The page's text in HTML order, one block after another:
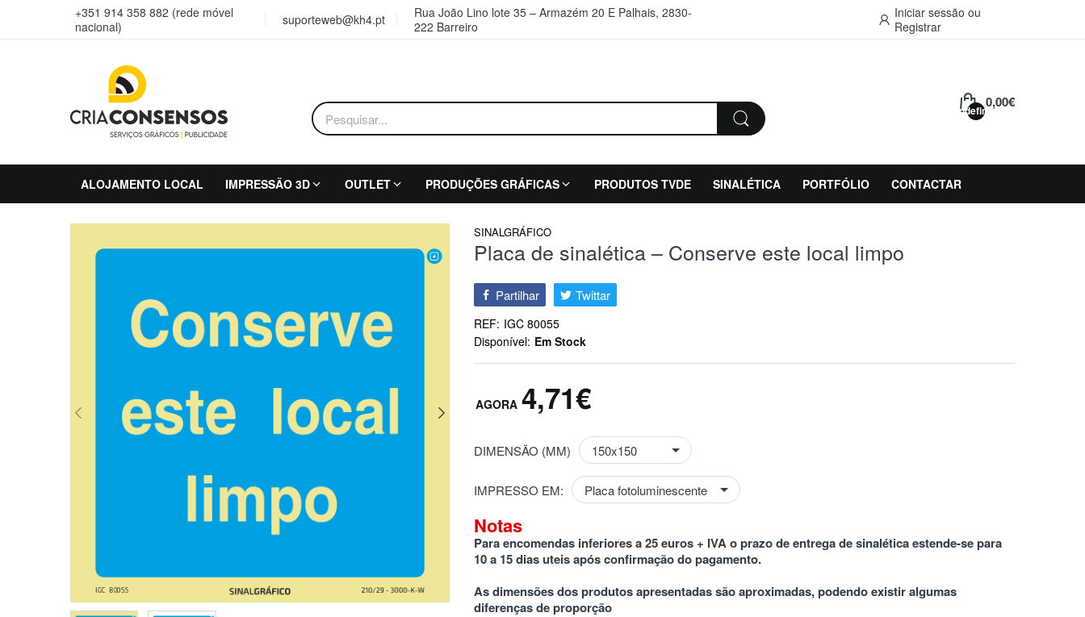
+351 914 358 882 (rede móvel
nacional)
suporteweb@kh4.pt
Rua João Lino lote 35 – Armazém 20 E Palhais, 2830-
222 Barreiro
Iniciar sessãoou
Registrar
undefined0,00€
ALOJAMENTO LOCAL IMPRESSÃO 3D OUTLET PRODUÇÕES GRÁFICAS PRODUTOS TVDE SINALÉTICA PORTFÓLIO CONTACTAR
SINALGRÁFICO
Placa de sinalética – Conserve este local limpo
Partilhar Twittar
REF: IGC 80055
Disponível: Em Stock
4,71€
DIMENSÃO (MM)
IMPRESSO EM:
Notas
Para encomendas inferiores a 25 euros + IVA o prazo de entrega de sinalética estende-se para
10 a 15 dias uteis após confirmação do pagamento.
As dimensões dos produtos apresentadas são aproximadas, podendo existir algumas
diferenças de proporção